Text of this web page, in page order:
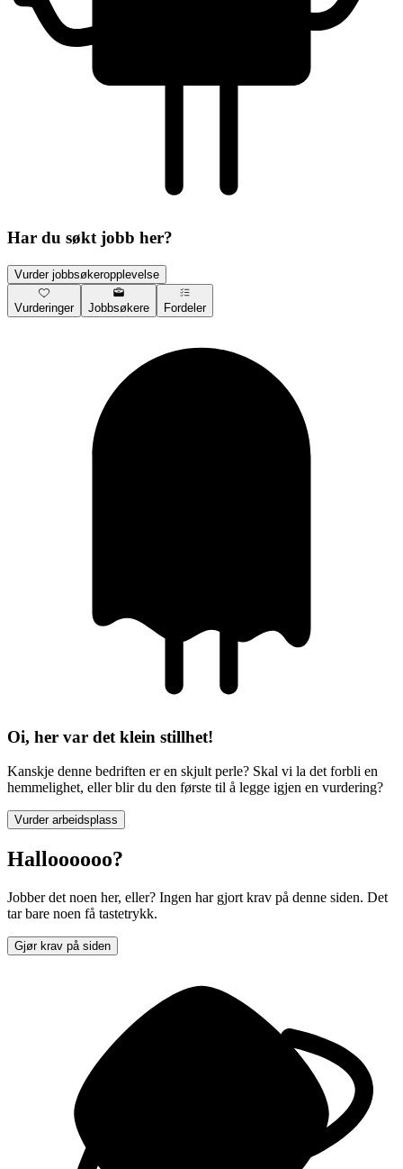
Har du søkt jobb her?
Vurder jobbsøkeropplevelse
Vurderinger Jobbsøkere Fordeler
Oi, her var det klein stillhet!
Kanskje denne bedriften er en skjult perle? Skal vi la det forbli en
hemmelighet, eller blir du den første til å legge igjen en vurdering?
Vurder arbeidsplass
Halloooooo?
Jobber det noen her, eller? Ingen har gjort krav på denne siden. Det
tar bare noen få tastetrykk.
Gjør krav på siden